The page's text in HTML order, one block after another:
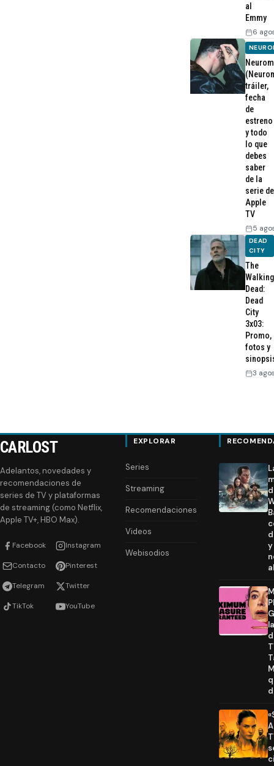
al
Emmy
6
tráiler,
fecha
de
estreno
y todo
lo que
debes
saber
de la
serie de
Apple
TV
5
DEAD
CITY
The
Walking
Dead:
Dead
City
3x03:
Promo,
fotos y
3
CARLOST
Adelantos, novedades y
recomendaciones de
series de TV y plataformas
de streaming (como Netflix,
Apple TV+, HBO Max).
Facebook Instagram
Contacto Pinterest
Telegram Twitter
TikTok YouTube
EXPLORAR
Series
Streaming
Recomendaciones
Videos
Webisodios
y